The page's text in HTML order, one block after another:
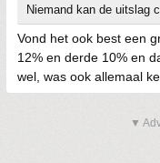
Niemand kan de uitslag
Vond het ook best een
12% en derde 10% en
wel, was ook allemaal
▼